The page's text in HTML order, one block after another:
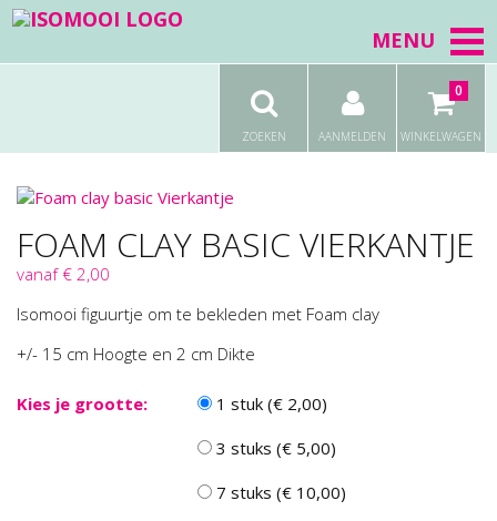
MENU
ZOEKEN AANMELDEN WINKELWAGEN
0
FOAM CLAY BASIC VIERKANTJE
vanaf € 2,00
Isomooi figuurtje om te bekleden met Foam clay
+/- 15 cm Hoogte en 2 cm Dikte
Kies je grootte:
1 stuk (€ 2,00)
3 stuks (€ 5,00)
7 stuks (€ 10,00)